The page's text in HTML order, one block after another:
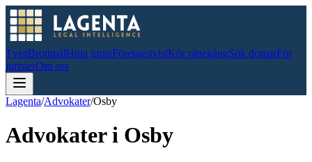
TvistBrottmålHitta juristFöretagstvistKör rättegångSök domarFör
juristerOm oss
Lagenta/Advokater/Osby
Advokater i Osby